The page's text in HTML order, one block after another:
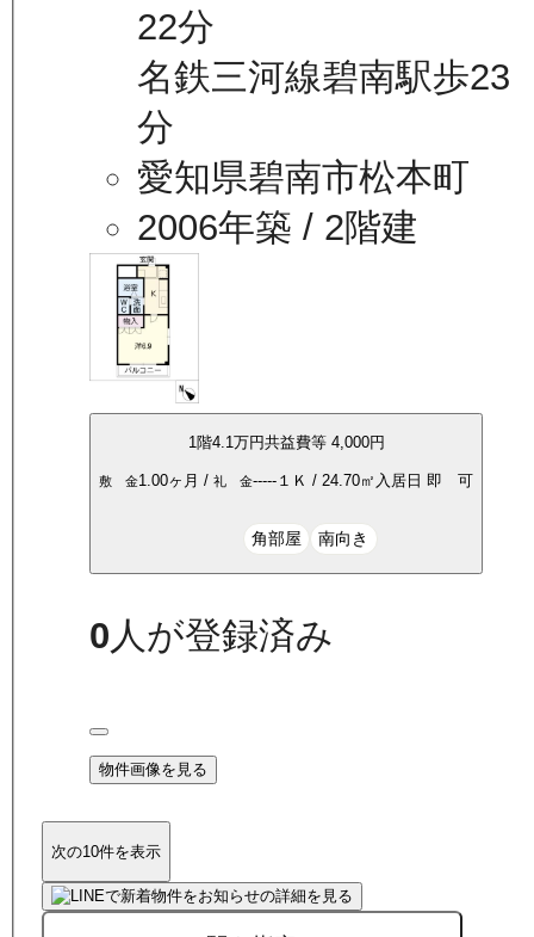
22分
名鉄三河線碧南駅歩23
分
愛知県碧南市松本町
2006年築 / 2階建
1階4.1万円共益費等 4,000円
敷 金1.00ヶ月 /礼 金----- １Ｋ / 24.70㎡ 入居日 即 可
角部屋 南向き
0人が登録済み
物件画像を見る
次の10件を表示